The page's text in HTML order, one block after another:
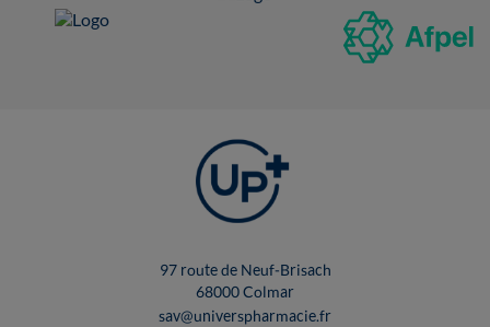
97 route de Neuf-Brisach
68000 Colmar
sav@universpharmacie.fr